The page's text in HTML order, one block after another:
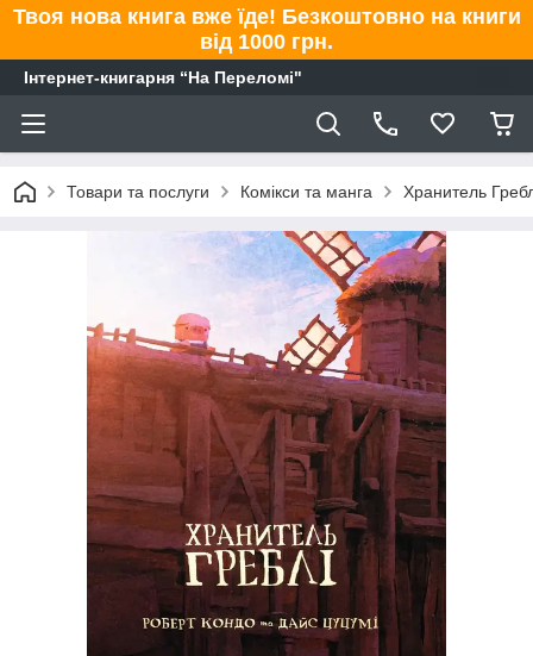
Твоя нова книга вже їде! Безкоштовно на книги
від 1000 грн.
Інтернет-книгарня “На Переломі"
Товари та послуги Комікси та манга Хранитель